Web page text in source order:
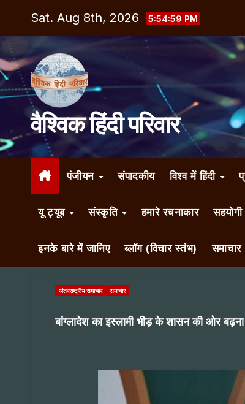
content
Sat. Aug 8th, 2026 5:55:00 PM
वैश्विक हिंदी परिवार
पंजीयन संपादकीय विश्व में हिंदी
यू ट्यूब संस्कृति हमारे रचनाकार
इनके बारे में जानिए ब्लॉग (विचार स्तंभ) समाचार
अंतरराष्ट्रीय समाचार समाचार
बांग्लादेश का इस्लामी भीड़ के शासन की ओर बढ़ना